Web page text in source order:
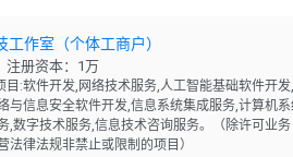
工作室（个体工商户）
册资本：1万
目:软件开发,网络技术服务,人工智能基础软件开发,
与信息安全软件开发,信息系统集成服务,计算机
,数字技术服务,信息技术咨询服务。（除许可业务
法律法规非禁止或限制的项目）